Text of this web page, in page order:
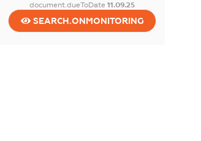
document.dueToDate11.09.25
SEARCH.ONMONITORING